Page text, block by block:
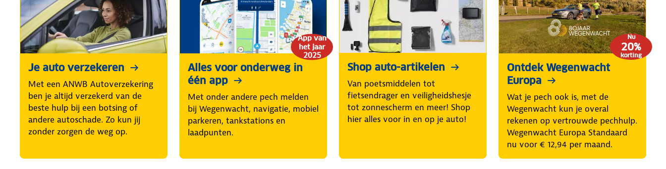
Je auto verzekeren
Met een ANWB Autoverzekering
ben je altijd verzekerd van de
beste hulp bij een botsing of
andere autoschade. Zo kun jij
zonder zorgen de weg op.
App van
het jaar
2025
Alles voor onderweg in
één app
Met onder andere pech melden
bij Wegenwacht, navigatie, mobiel
parkeren, tankstations en
laadpunten.
Shop auto-artikelen
Van poetsmiddelen tot
fietsendrager en veiligheidshesje
tot zonnescherm en meer! Shop
hier alles voor in en op je auto!
Nu
20%
korting
Ontdek Wegenwacht
Europa
Wat je pech ook is, met de
Wegenwacht kun je overal
rekenen op vertrouwde pechhulp.
Wegenwacht Europa Standaard
nu voor € 12,94 per maand.